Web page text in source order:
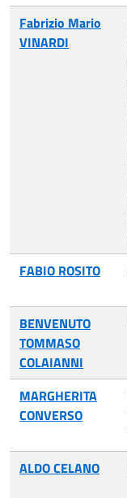
Fabrizio Mario
VINARDI
FABIO ROSITO
BENVENUTO
TOMMASO
COLAIANNI
MARGHERITA
CONVERSO
ALDO CELANO